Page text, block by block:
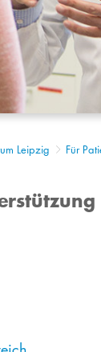
Leipzig Für